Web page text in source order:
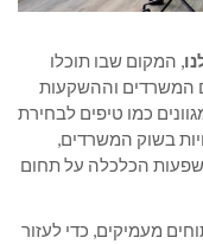
, המקום שבו תוכלו
המשרדים וההשקעות
כמו טיפים לבחירת
בשוק המשרדים,
הכלכלה על תחום
מעמיקים, כדי לעזור